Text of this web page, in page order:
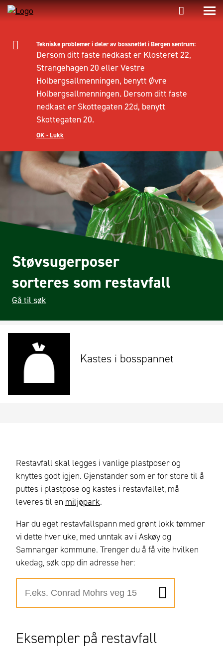
Tekniske problemer i deler av bossnettet i Bergen sentrum:
Dersom ditt faste nedkast er Klosteret 22,
Strangehagen 20 eller Vestre
Holbergsallmenningen, benytt Øvre
Holbergsallmenningen. Dersom ditt faste
nedkast er Skottegaten 22d, benytt
Skottegaten 20.
OK - Lukk
Støvsugerposer
sorteres som restavfall
Gå til søk
Kastes i bosspannet
Restavfall skal legges i vanlige plastposer og
knyttes godt igjen. Gjenstander som er for store til å
puttes i plastpose og kastes i restavfallet, må
leveres til en miljøpark.
Har du eget restavfallspann med grønt lokk tømmer
vi dette hver uke, med unntak av i Askøy og
Samnanger kommune. Trenger du å få vite hvilken
ukedag, søk opp din adresse her:
Eksempler på restavfall